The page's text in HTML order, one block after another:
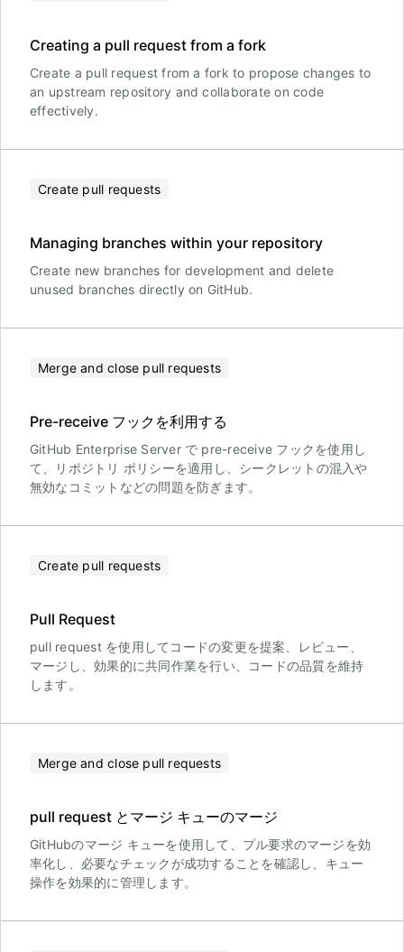
Creating a pull request from a fork
Create a pull request from a fork to propose changes to
an upstream repository and collaborate on code
effectively.
Create pull requests
Managing branches within your repository
Create new branches for development and delete
unused branches directly on GitHub.
Merge and close pull requests
Pre-receive フックを利用する
GitHub Enterprise Server で pre-receive フックを使用し
て、リポジトリ ポリシーを適用し、シークレットの混入や
無効なコミットなどの問題を防ぎます。
Create pull requests
Pull Request
pull request を使用してコードの変更を提案、レビュー、
マージし、効果的に共同作業を行い、コードの品質を維持
します。
Merge and close pull requests
pull request とマージ キューのマージ
GitHubのマージ キューを使用して、プル要求のマージを効
率化し、必要なチェックが成功することを確認し、キュー
操作を効果的に管理します。